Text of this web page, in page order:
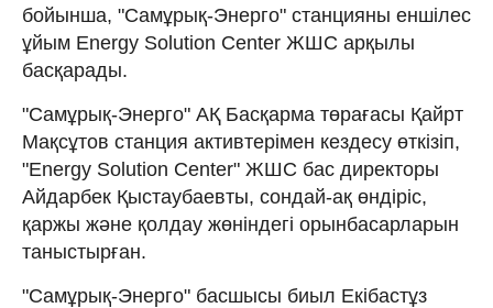
бойынша, "Самұрық-Энерго" станцияны еншілес
ұйым Energy Solution Center ЖШС арқылы
басқарады.
"Самұрық-Энерго" АҚ Басқарма төрағасы Қайрт
Мақсұтов станция активтерімен кездесу өткізіп,
"Energy Solution Center" ЖШС бас директоры
Айдарбек Қыстаубаевты, сондай-ақ өндіріс,
қаржы және қолдау жөніндегі орынбасарларын
таныстырған.
"Самұрық-Энерго" басшысы биыл Екібастұз